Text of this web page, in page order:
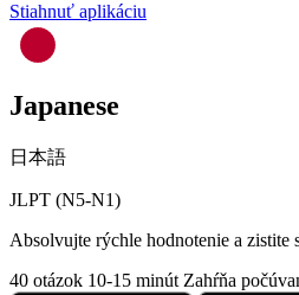
Stiahnuť aplikáciu
Japanese
日本語
JLPT (N5-N1)
Absolvujte rýchle hodnotenie a zistite
40 otázok 10-15 minút Zahŕňa